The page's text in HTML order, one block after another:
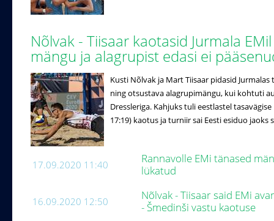
Nõlvak - Tiisaar kaotasid Jurmala
mängu ja alagrupist edasi ei
Kusti Nõlvak ja Mart Tiisaar pidasid
ning otsustava alagrupimängu, kui kohtuti
Dressleriga. Kahjuks tuli eestlastel
17:19) kaotus ja turniir sai Eesti esiduo jaoks
17.09.2020 11:40
Rannavolle EMi tänased
lükatud
16.09.2020 12:50
Nõlvak - Tiisaar said EMi
- Šmedinši vastu kaotuse